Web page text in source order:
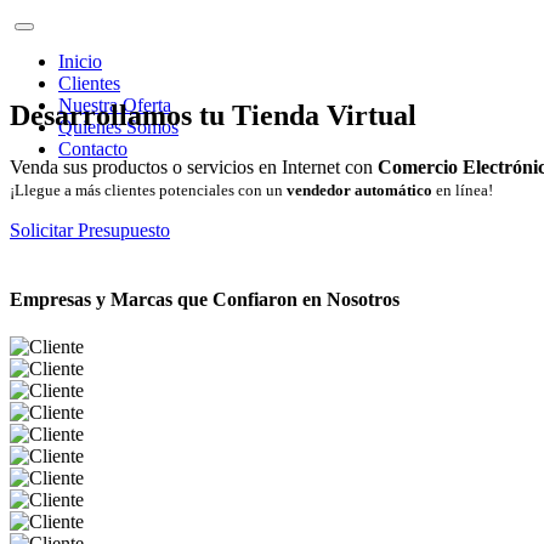
Inicio
Clientes
Nuestra Oferta
Quienes Somos
Contacto
Desarrollamos tu Tienda Virtual
Venda sus productos o servicios en Internet con Comercio
¡Llegue a más clientes potenciales con un vendedor automático en línea!
Solicitar Presupuesto
Empresas y Marcas que Confiaron en Nosotros